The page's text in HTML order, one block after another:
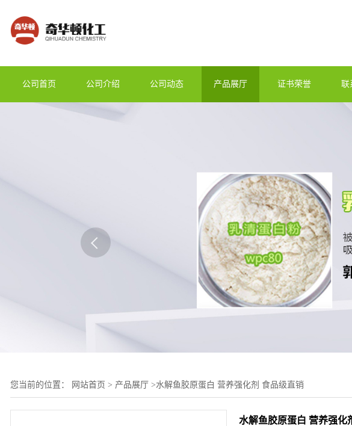
公司首页 公司介绍 公司动态 产品展厅 证书荣誉 联
您当前的位置： 网站首页 > 产品展厅 >水解鱼胶原蛋白 营养强化剂 食品级直销
水解鱼胶原蛋白 营养强化